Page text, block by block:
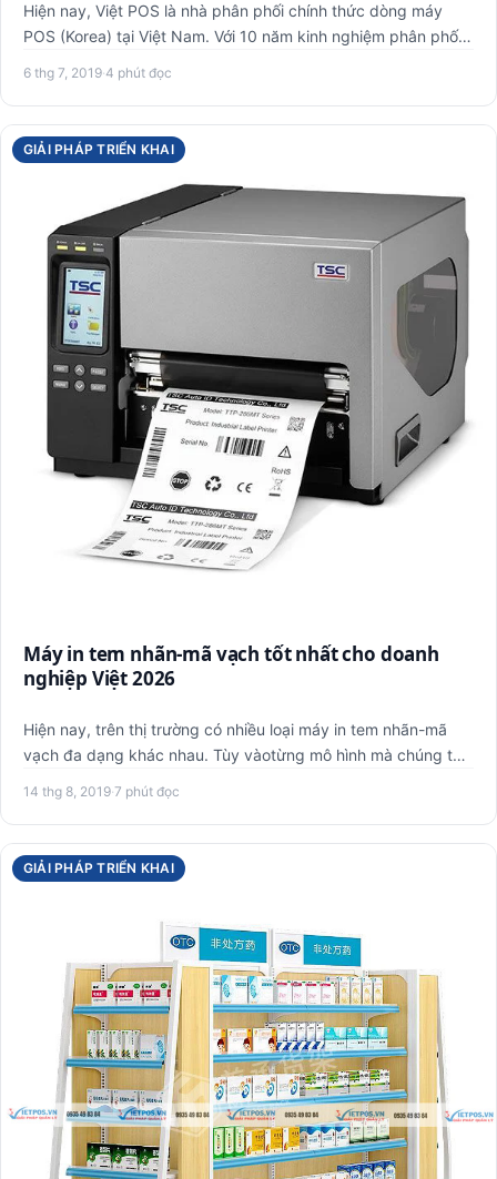
Hiện nay, Việt POS là nhà phân phối chính thức dòng máy
POS (Korea) tại Việt Nam. Với 10 năm kinh nghiệm phân phối
6 thg 7, 2019·4 phút đọc
GIẢI PHÁP TRIỂN KHAI
Máy in tem nhãn-mã vạch tốt nhất cho doanh
nghiệp Việt 2026
Hiện nay, trên thị trường có nhiều loại máy in tem nhãn-mã
vạch đa dạng khác nhau. Tùy vàotừng mô hình mà chúng ta
14 thg 8, 2019·7 phút đọc
GIẢI PHÁP TRIỂN KHAI